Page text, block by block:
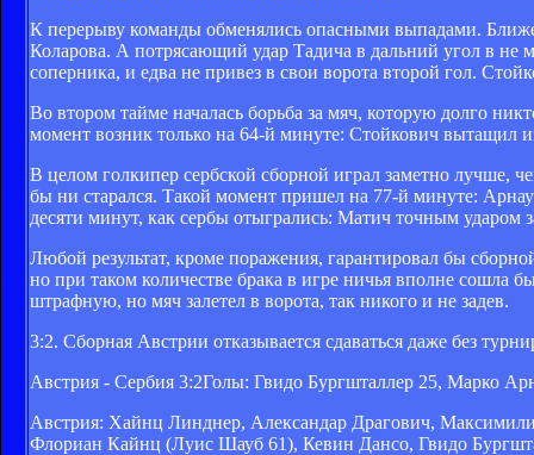
К перерыву команды обменялись опасными выпадами.
Коларова. А потрясающий удар Тадича в дальний угол в
соперника, и едва не привез в свои ворота второй гол.
Во втором тайме началась борьба за мяч, которую долго
момент возник только на 64-й минуте: Стойкович вытащил
В целом голкипер сербской сборной играл заметно лучше,
бы ни старался. Такой момент пришел на 77-й минуте:
десяти минут, как сербы отыгрались: Матич точным ударом
Любой результат, кроме поражения, гарантировал бы
но при таком количестве брака в игре ничья вполне
штрафную, но мяч залетел в ворота, так никого и не задев.
3:2. Сборная Австрии отказывается сдаваться даже без
Австрия - Сербия 3:2Голы: Гвидо Бургшталлер 25, Марко
Австрия: Хайнц Линднер, Александар Драгович,
Флориан Кайнц (Луис Шауб 61), Кевин Дансо, Гвидо